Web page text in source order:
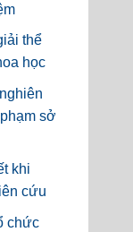
thể
học
sở
khi
cứu
chức